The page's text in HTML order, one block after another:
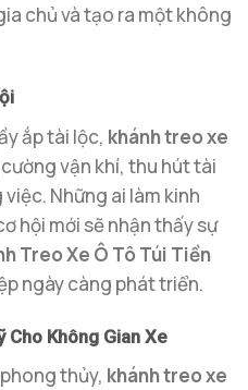
chủ và tạo ra một không
ắp tài lộc, khánh treo xe
vận khí, thu hút tài
Những ai làm kinh
hội mới sẽ nhận thấy sự
Treo Xe Ô Tô Túi Tiền
ngày càng phát triển.
Không Gian Xe
thủy, khánh treo xe